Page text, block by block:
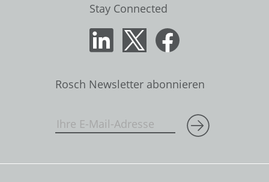
Stay Connected
Rosch Newsletter abonnieren